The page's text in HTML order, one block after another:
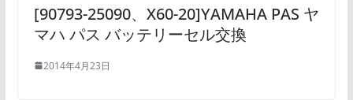
[90793-25090、X60-20]YAMAHA PAS ヤ
マハ パス バッテリーセル交換
2014年4月23日